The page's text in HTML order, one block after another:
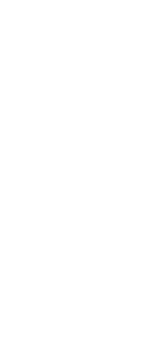
For at optimere
af softwaren
at softwaren kan
og
til rådighed af os.
os tilladelse til at
til din enhed.
af software.
i softwaren,
eller
at vi muligvis
beskytte os mod
denne
som
og fjerne
et begrænset antal
Softwaren,
foranstaltninger,